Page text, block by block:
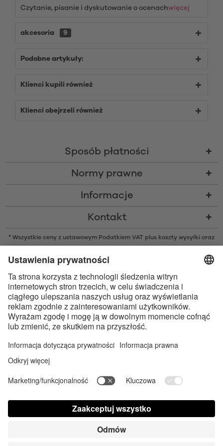
Czytanie, pisanie i dyskutowanie o ocenachwięcej
akcesoria 9
Podobne artykuły:
Klienci kupili również
Klienci obejrzeli również
Sposób płatności
Normy prawne
Informacje
Kontakt
* Wszystkie ceny z ustawowym Podatkiem VAT plus koszty wysyłki oraz
* Znak słowny i logo Bluetooth® są zarejestrowanymi znakami
towarowymi należącymi do Bluetooth SIG, Inc. i każde użycie tych znaków
przez Satisfyer GmbH jest wykonywane na licencji.
Apple, logo Apple i Apple Watch są znakami towarowymi Apple Inc.
Google Play i logo Google Play są znakami towarowymi Google LLC.
Dostępność cyfrowa sklepu Contact us today
Ustawienia plików cookie FAQ